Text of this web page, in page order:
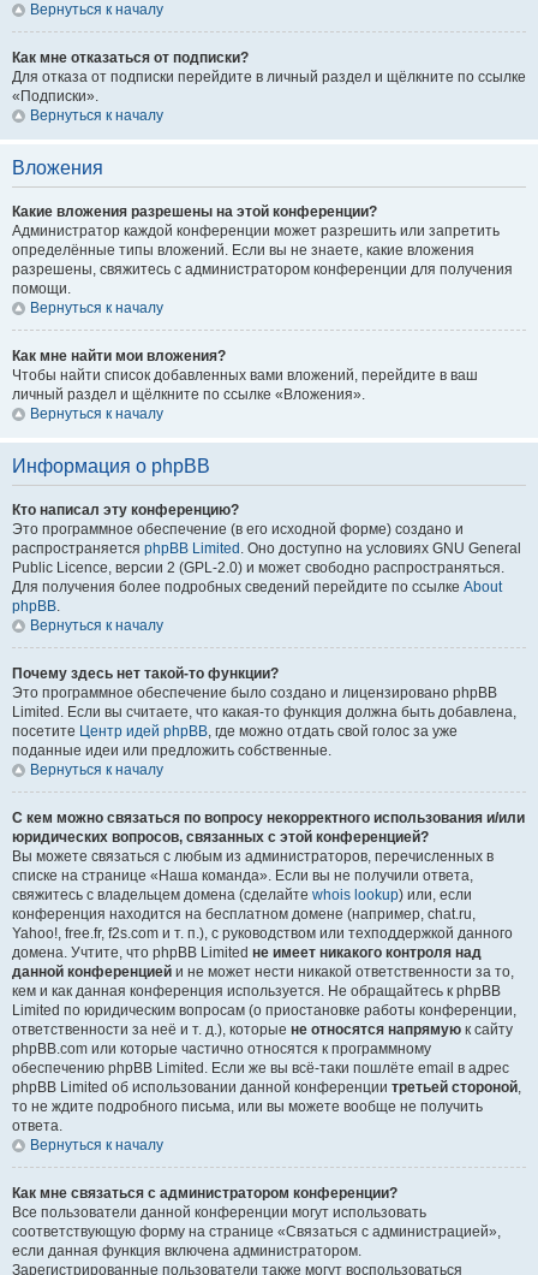
Вернуться к началу
Как мне отказаться от подписки?
Для отказа от подписки перейдите в личный раздел и щёлкните по ссылке
«Подписки».
Вернуться к началу
Вложения
Какие вложения разрешены на этой конференции?
Администратор каждой конференции может разрешить или запретить
определённые типы вложений. Если вы не знаете, какие вложения
разрешены, свяжитесь с администратором конференции для получения
помощи.
Вернуться к началу
Как мне найти мои вложения?
Чтобы найти список добавленных вами вложений, перейдите в ваш
личный раздел и щёлкните по ссылке «Вложения».
Вернуться к началу
Информация о phpBB
Кто написал эту конференцию?
Это программное обеспечение (в его исходной форме) создано и
распространяется phpBB Limited . Оно доступно на условиях GNU General
Public Licence, версии 2 (GPL-2.0) и может свободно распространяться.
Для получения более подробных сведений перейдите по ссылке About
phpBB.
Вернуться к началу
Почему здесь нет такой-то функции?
Это программное обеспечение было создано и лицензировано phpBB
Limited. Если вы считаете, что какая-то функция должна быть добавлена,
посетите Центр идей phpBB, где можно отдать свой голос за уже
поданные идеи или предложить собственные.
Вернуться к началу
С кем можно связаться по вопросу некорректного использования и/или
юридических вопросов, связанных с этой конференцией?
Вы можете связаться с любым из администраторов, перечисленных в
списке на странице «Наша команда». Если вы не получили ответа,
свяжитесь с владельцем домена (сделайте whois lookup) или, если
конференция находится на бесплатном домене (например, chat.ru,
Yahoo!, free.fr, f2s.com и т. п.), с руководством или техподдержкой данного
домена. Учтите, что phpBB Limited не имеет никакого контроля над
данной конференцией и не может нести никакой ответственности за то,
кем и как данная конференция используется. Не обращайтесь к phpBB
Limited по юридическим вопросам (о приостановке работы конференции,
ответственности за неё и т. д.), которые не относятся напрямую к сайту
phpBB.com или которые частично относятся к программному
обеспечению phpBB Limited. Если же вы всё-таки пошлёте email в адрес
phpBB Limited об использовании данной конференции третьей стороной,
то не ждите подробного письма, или вы можете вообще не получить
ответа.
Вернуться к началу
Как мне связаться с администратором конференции?
Все пользователи данной конференции могут использовать
соответствующую форму на странице «Связаться с администрацией»,
если данная функция включена администратором.
Зарегистрированные пользователи также могут воспользоваться